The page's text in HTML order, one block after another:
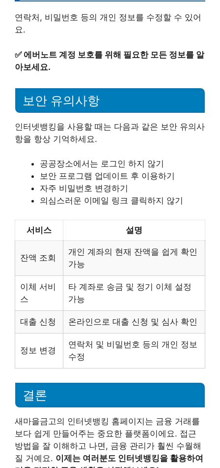
연락처, 비밀번호 등의 개인 정보를 수정할 수 있어
요.
✅ 에버노트 계정 보호를 위해 필요한 모든 정보를 알
아보세요.
보안 유의사항
인터넷뱅킹을 사용할 때는 다음과 같은 보안 유의사
항을 항상 기억하세요.
공공장소에서는 로그인 하지 않기
보안 프로그램 업데이트 후 이용하기
자주 비밀번호 변경하기
의심스러운 이메일 링크 클릭하지 않기
서비스 설명
잔액 조회
개인 계좌의 현재 잔액을 쉽게 확인
가능
이체 서비
스
타 계좌로 송금 및 정기 이체 설정
가능
대출 신청 온라인으로 대출 신청 및 심사 확인
정보 변경
연락처 및 비밀번호 등의 개인 정보
수정
결론
새마을금고의 인터넷뱅킹 홈페이지는 금융 거래를
보다 쉽게 만들어주는 중요한 플랫폼이에요. 접근
방법을 잘 이해하고 나면, 금융 관리가 훨씬 수월해
질 거예요. 이제는 여러분도 인터넷뱅킹을 활용하여